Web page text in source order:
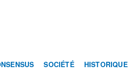
SOCIÉTÉ HISTORIQUE